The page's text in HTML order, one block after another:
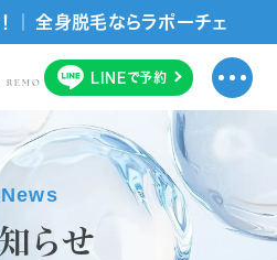
｜ 全身脱毛ならラポーチェ
REMOVAL SALONLINEで予約
News
らせ